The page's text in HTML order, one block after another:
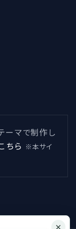
ーマで制作し
ちら ※本サイ